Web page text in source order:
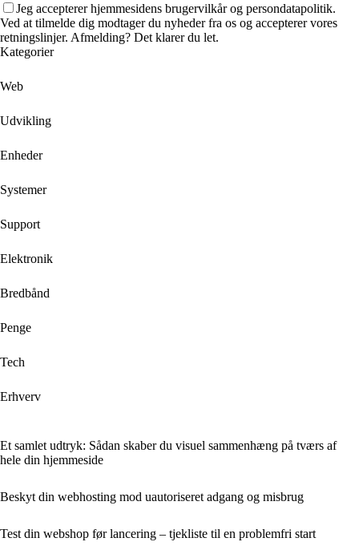
Jeg accepterer hjemmesidens brugervilkår og persondatapolitik.
Ved at tilmelde dig modtager du nyheder fra os og accepterer vores
retningslinjer. Afmelding? Det klarer du let.
Kategorier
Web
Udvikling
Enheder
Systemer
Support
Elektronik
Bredbånd
Penge
Tech
Erhverv
Et samlet udtryk: Sådan skaber du visuel sammenhæng på tværs af
hele din hjemmeside
Beskyt din webhosting mod uautoriseret adgang og misbrug
Test din webshop før lancering – tjekliste til en problemfri start